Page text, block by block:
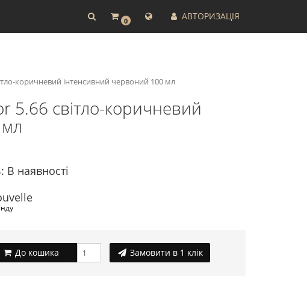
0 АВТОРИЗАЦІЯ
коричневий інтенсивний червоний 100 мл
5.66 світло-коричневий
В наявності
До кошика Замовити в 1 клік